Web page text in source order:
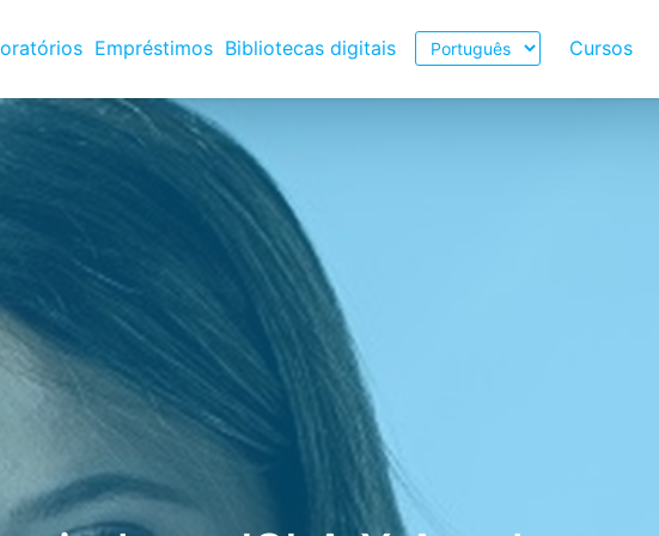
Empréstimos Bibliotecas digitais
Escolher
o
idioma
Cursos